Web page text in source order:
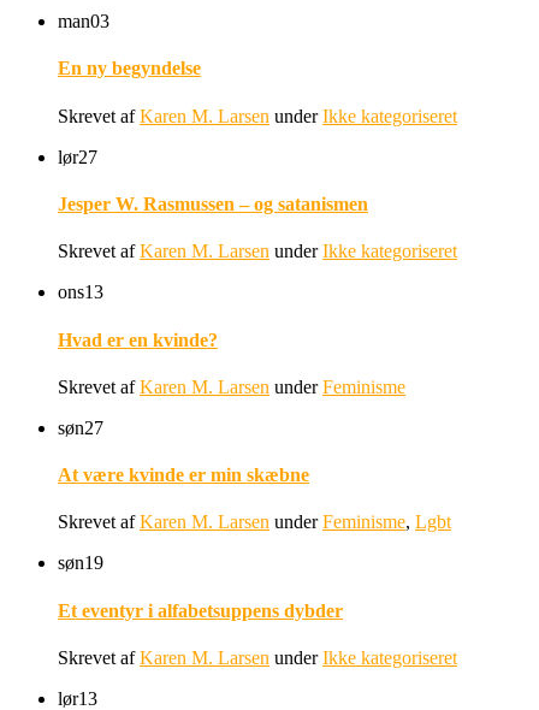
man03
En ny begyndelse
Skrevet afKaren M. Larsen underIkke kategoriseret
lør27
Jesper W. Rasmussen – og satanismen
Skrevet afKaren M. Larsen underIkke kategoriseret
ons13
Hvad er en kvinde?
Skrevet afKaren M. Larsen underFeminisme
søn27
At være kvinde er min skæbne
Skrevet afKaren M. Larsen underFeminisme, Lgbt
søn19
Et eventyr i alfabetsuppens dybder
Skrevet afKaren M. Larsen underIkke kategoriseret
lør13